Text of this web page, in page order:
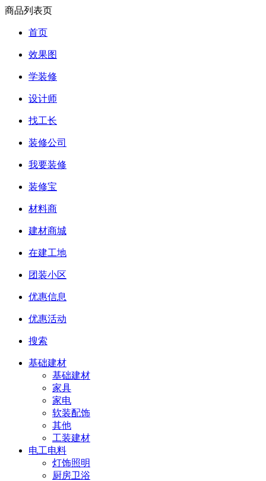
商品列表页
首页
效果图
学装修
设计师
找工长
装修公司
我要装修
装修宝
材料商
建材商城
在建工地
团装小区
优惠信息
优惠活动
搜索
基础建材
基础建材
家具
家电
软装配饰
其他
工装建材
电工电料
灯饰照明
厨房卫浴